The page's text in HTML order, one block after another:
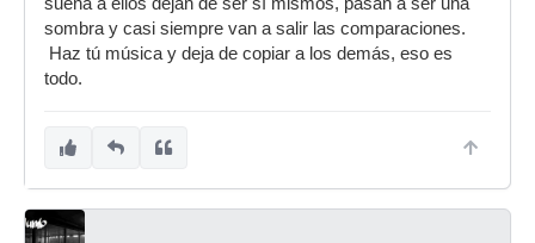
sombra y casi siempre van a salir las comparaciones.
Haz tú música y deja de copiar a los demás, eso es
todo.